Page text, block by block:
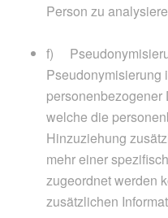
Person zu
f)
Pseudonymisierung
personenbezogener
welche die
Hinzuziehung
mehr einer
zugeordnet werden
zusätzlichen